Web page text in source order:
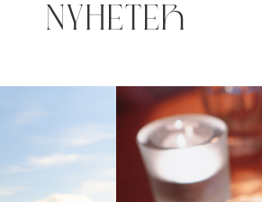
NYHETER